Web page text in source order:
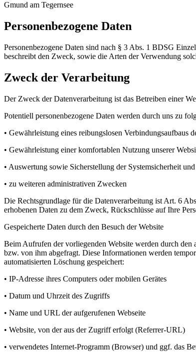
Gmund am Tegernsee
Personenbezogene Daten
Personenbezogene Daten sind nach § 3 Abs. 1 BDSG
beschreibt den Zweck, sowie die Arten der Verwendung
Zweck der Verarbeitung
Der Zweck der Datenverarbeitung ist das Betreiben einer
Potentiell personenbezogene Daten werden durch uns zu
• Gewährleistung eines reibungslosen Verbindungsaufbaus
• Gewährleistung einer komfortablen Nutzung unserer
• Auswertung sowie Sicherstellung der Systemsicherheit
• zu weiteren administrativen Zwecken
Die Rechtsgrundlage für die Datenverarbeitung ist Art. 6
erhobenen Daten zu dem Zweck, Rückschlüsse auf Ihre
Gespeicherte Daten durch den Besuch der Website
Beim Aufrufen der vorliegenden Website werden durch den
bzw. von ihm abgefragt. Diese Informationen werden
automatisierten Löschung gespeichert:
• IP-Adresse ihres Computers oder mobilen Gerätes
• Datum und Uhrzeit des Zugriffs
• Name und URL der aufgerufenen Webseite
• Website, von der aus der Zugriff erfolgt (Referrer-URL)
• verwendetes Internet-Programm (Browser) und ggf. das